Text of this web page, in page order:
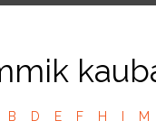
B D E F H M